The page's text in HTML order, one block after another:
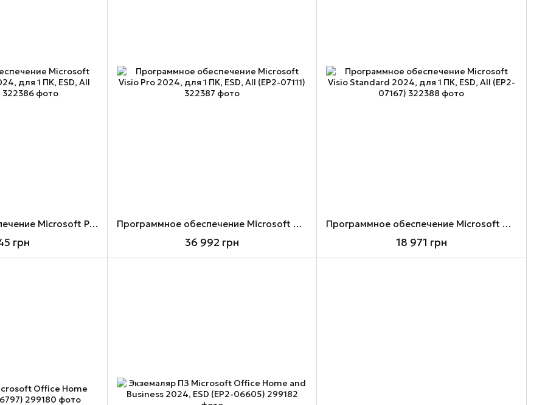
Программное обеспечение Microsoft Project Standard 2024, для 1 ПК, ESD, All (EP2-07057)
грн
Программное обеспечение Microsoft Visio Pro 2024, для 1 ПК, ESD, All (EP2-07111)
36 992 грн
Программное обеспечение Microsoft Visio Standard 2024, для 1 ПК, ESD, All (EP2-07167)
18 971 грн